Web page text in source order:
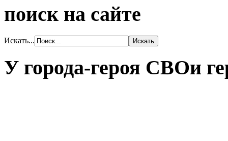
поиск на сайте
Искать...
У города-героя СВОи